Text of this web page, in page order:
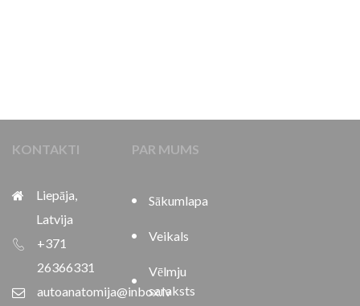
KONTAKTI
Liepāja,
Latvija
+371
26366331
autoanatomija@inbox.lv
PAR MUMS
Sākumlapa
Veikals
Vēlmju
saraksts